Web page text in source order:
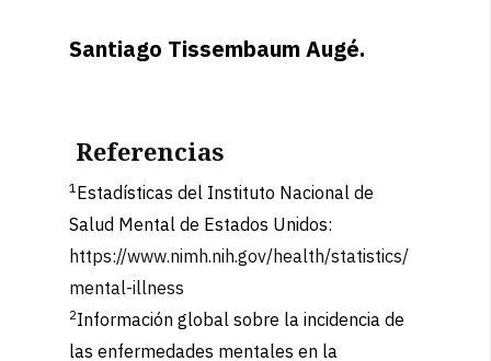
Santiago Tissembaum Augé.
Referencias
1Estadísticas del Instituto Nacional de
Salud Mental de Estados Unidos:
https://www.nimh.nih.gov/health/statistics/
mental-illness
2Información global sobre la incidencia de
las enfermedades mentales en la